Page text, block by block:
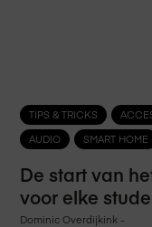
TIPS & TRICKS
AUDIO
SMART HOME
De start van
voor elke
Dominic Overdijkink -